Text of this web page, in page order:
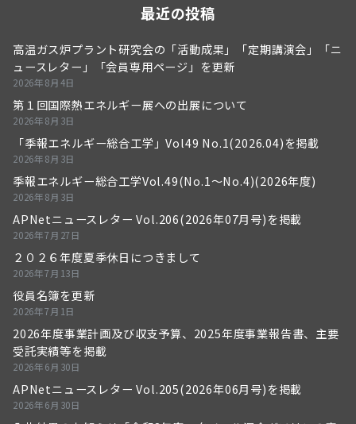
最近の投稿
高温ガス炉プラント研究会の「活動成果」「定期講演会」「ニ
ュースレター」「会員専用ページ」を更新
2026年8月4日
第１回国際熱エネルギー展への出展について
2026年8月3日
「季報エネルギー総合工学」Vol49 No.1(2026.04)を掲載
2026年8月3日
季報エネルギー総合工学Vol.49(No.1～No.4)(2026年度)
2026年8月3日
APNetニュースレター Vol.206(2026年07月号)を掲載
2026年7月27日
２０２６年度夏季休日につきまして
2026年7月13日
役員名簿を更新
2026年7月1日
2026年度事業計画及び収支予算、2025年度事業報告書、主要
受託実績等を掲載
2026年6月30日
APNetニュースレター Vol.205(2026年06月号)を掲載
2026年6月30日